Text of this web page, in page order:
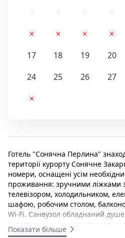
10
11 12 13
17
18 19 20
24
25 26 27
31
Готель "Сонячна Перлина"
території курорту Сонячне
номери, оснащені усім
проживання: зручними ліжками
телевізором, холодильником,
шафою, робочим столом,
Wi-Fi. Санвузол обладнаний
туалетом, рушниками,
окрему плату можливе
Показати більше